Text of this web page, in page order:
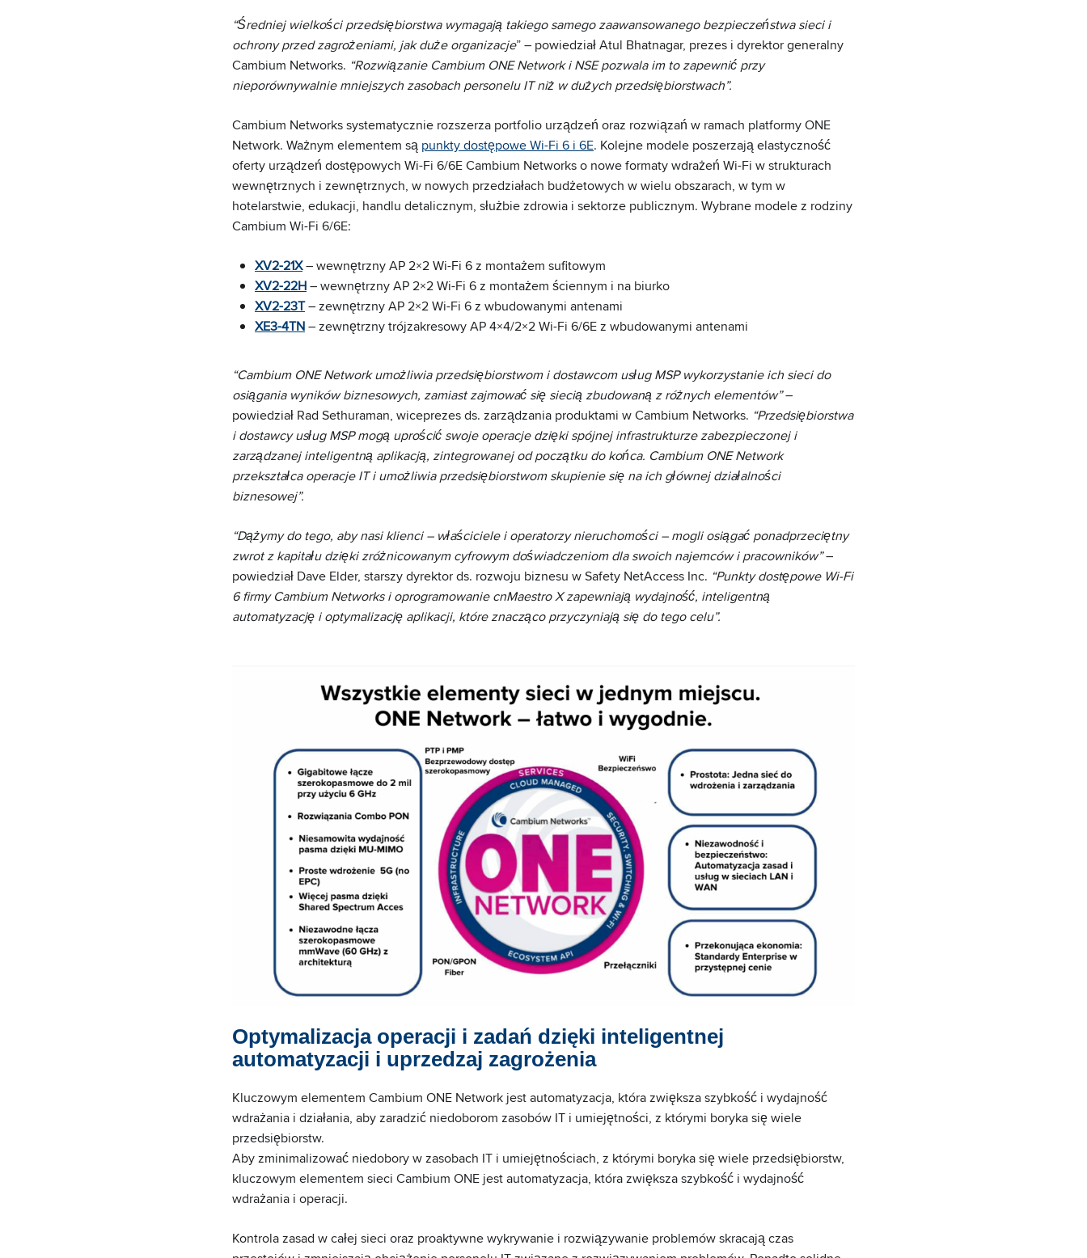
“Średniej wielkości przedsiębiorstwa wymagają takiego samego zaawansowanego bezpieczeństwa sieci i
ochrony przed zagrożeniami, jak duże organizacje” – powiedział Atul Bhatnagar, prezes i dyrektor generalny
Cambium Networks. “Rozwiązanie Cambium ONE Network i NSE pozwala im to zapewnić przy
nieporównywalnie mniejszych zasobach personelu IT niż w dużych przedsiębiorstwach”.
Cambium Networks systematycznie rozszerza portfolio urządzeń oraz rozwiązań w ramach platformy ONE
Network. Ważnym elementem są punkty dostępowe Wi-Fi 6 i 6E. Kolejne modele poszerzają elastyczność
oferty urządzeń dostępowych Wi-Fi 6/6E Cambium Networks o nowe formaty wdrażeń Wi-Fi w strukturach
wewnętrznych i zewnętrznych, w nowych przedziałach budżetowych w wielu obszarach, w tym w
hotelarstwie, edukacji, handlu detalicznym, służbie zdrowia i sektorze publicznym. Wybrane modele z rodziny
Cambium Wi-Fi 6/6E:
XV2-21X– wewnętrzny AP 2×2 Wi-Fi 6 z montażem sufitowym
XV2-22H– wewnętrzny AP 2×2 Wi-Fi 6 z montażem ściennym i na biurko
XV2-23T– zewnętrzny AP 2×2 Wi-Fi 6 z wbudowanymi antenami
XE3-4TN– zewnętrzny trójzakresowy AP 4×4/2×2 Wi-Fi 6/6E z wbudowanymi antenami
“Cambium ONE Network umożliwia przedsiębiorstwom i dostawcom usług MSP wykorzystanie ich sieci do
osiągania wyników biznesowych, zamiast zajmować się siecią zbudowaną z różnych elementów”–
powiedział Rad Sethuraman, wiceprezes ds. zarządzania produktami w Cambium Networks. “Przedsiębiorstwa
i dostawcy usług MSP mogą uprościć swoje operacje dzięki spójnej infrastrukturze zabezpieczonej i
zarządzanej inteligentną aplikacją, zintegrowanej od początku do końca. Cambium ONE Network
przekształca operacje IT i umożliwia przedsiębiorstwom skupienie się na ich głównej działalności
biznesowej”.
“Dążymy do tego, aby nasi klienci – właściciele i operatorzy nieruchomości – mogli osiągać ponadprzeciętny
zwrot z kapitału dzięki zróżnicowanym cyfrowym doświadczeniom dla swoich najemców i pracowników”–
powiedział Dave Elder, starszy dyrektor ds. rozwoju biznesu w Safety NetAccess Inc. “Punkty dostępowe Wi-Fi
6 firmy Cambium Networks i oprogramowanie cnMaestro X zapewniają wydajność, inteligentną
automatyzację i optymalizację aplikacji, które znacząco przyczyniają się do tego celu”.
Optymalizacja operacji i zadań dzięki inteligentnej
automatyzacji i uprzedzaj zagrożenia
Kluczowym elementem Cambium ONE Network jest automatyzacja, która zwiększa szybkość i wydajność
wdrażania i działania, aby zaradzić niedoborom zasobów IT i umiejętności, z którymi boryka się wiele
przedsiębiorstw.
Aby zminimalizować niedobory w zasobach IT i umiejętnościach, z którymi boryka się wiele przedsiębiorstw,
kluczowym elementem sieci Cambium ONE jest automatyzacja, która zwiększa szybkość i wydajność
wdrażania i operacji.
Kontrola zasad w całej sieci oraz proaktywne wykrywanie i rozwiązywanie problemów skracają czas